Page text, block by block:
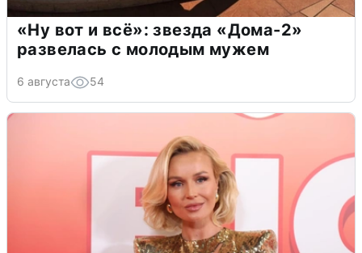
«Ну вот и всё»: звезда «Дома-2»
развелась с молодым мужем
6 августа 54